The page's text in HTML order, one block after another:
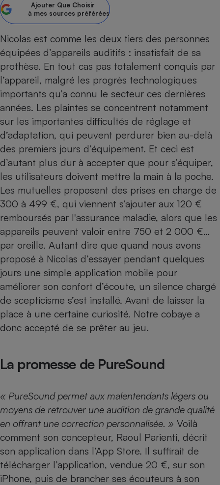
Ajouter Que Choisir
à mes sources préférées
Nicolas est comme les deux tiers des personnes
équipées d’appareils auditifs : insatisfait de sa
prothèse. En tout cas pas totalement conquis par
l’appareil, malgré les progrès technologiques
importants qu’a connu le secteur ces dernières
années. Les plaintes se concentrent notamment
sur les importantes difficultés de réglage et
d’adaptation, qui peuvent perdurer bien au-delà
des premiers jours d’équipement. Et ceci est
d’autant plus dur à accepter que pour s’équiper,
les utilisateurs doivent mettre la main à la poche.
Les mutuelles proposent des prises en charge de
300 à 499 €, qui viennent s’ajouter aux 120 €
remboursés par l'assurance maladie, alors que les
appareils peuvent valoir entre 750 et 2 000 €…
par oreille. Autant dire que quand nous avons
proposé à Nicolas d’essayer pendant quelques
jours une simple application mobile pour
améliorer son confort d’écoute, un silence chargé
de scepticisme s’est installé. Avant de laisser la
place à une certaine curiosité. Notre cobaye a
donc accepté de se prêter au jeu.
La promesse de PureSound
« PureSound permet aux malentendants légers ou
moyens de retrouver une audition de grande qualité
en offrant une correction personnalisée. » Voilà
comment son concepteur, Raoul Parienti, décrit
son application dans l’App Store. Il suffirait de
télécharger l’application, vendue 20 €, sur son
iPhone, puis de brancher ses écouteurs à son
bouteille
Banque
Lave-linge
Plaque de cuisson à
induction
Climatiseur -
Cafetière à expressos
Téléviseur
Téléphone mobile -
Smartphone
Antivirus
Matelas
Radiateur électrique
Climatiseur -
Ventilateur
Antimoustique